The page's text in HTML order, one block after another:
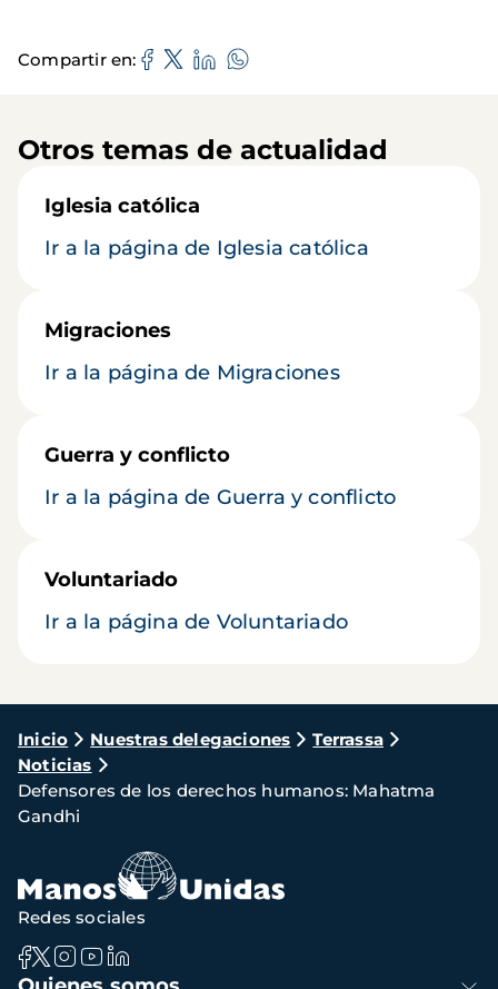
Compartir en
Otros temas de actualidad
Iglesia católica
Ir a la página de Iglesia católica
Migraciones
Ir a la página de Migraciones
Guerra y conflicto
Ir a la página de Guerra y conflicto
Voluntariado
Ir a la página de Voluntariado
Ruta
de
navegación
Inicio Nuestras delegaciones
Terrassa
Noticias
Defensores de los derechos humanos: Mahatma
Gandhi
Navegación
Redes sociales